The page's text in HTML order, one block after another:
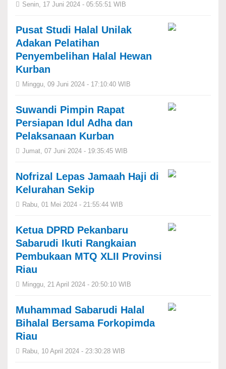
Senin, 17 Juni 2024 - 05:55:51 WIB
Pusat Studi Halal Unilak
Adakan Pelatihan
Penyembelihan Halal Hewan
Kurban
Minggu, 09 Juni 2024 - 17:10:40 WIB
Suwandi Pimpin Rapat
Persiapan Idul Adha dan
Pelaksanaan Kurban
Jumat, 07 Juni 2024 - 19:35:45 WIB
Nofrizal Lepas Jamaah Haji di
Kelurahan Sekip
Rabu, 01 Mei 2024 - 21:55:44 WIB
Ketua DPRD Pekanbaru
Sabarudi Ikuti Rangkaian
Pembukaan MTQ XLII Provinsi
Riau
Minggu, 21 April 2024 - 20:50:10 WIB
Muhammad Sabarudi Halal
Bihalal Bersama Forkopimda
Riau
Rabu, 10 April 2024 - 23:30:28 WIB